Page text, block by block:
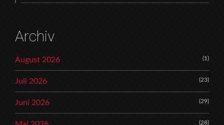
Archiv
August 2026 (1)
Juli 2026 (23)
Juni 2026 (29)
(28)